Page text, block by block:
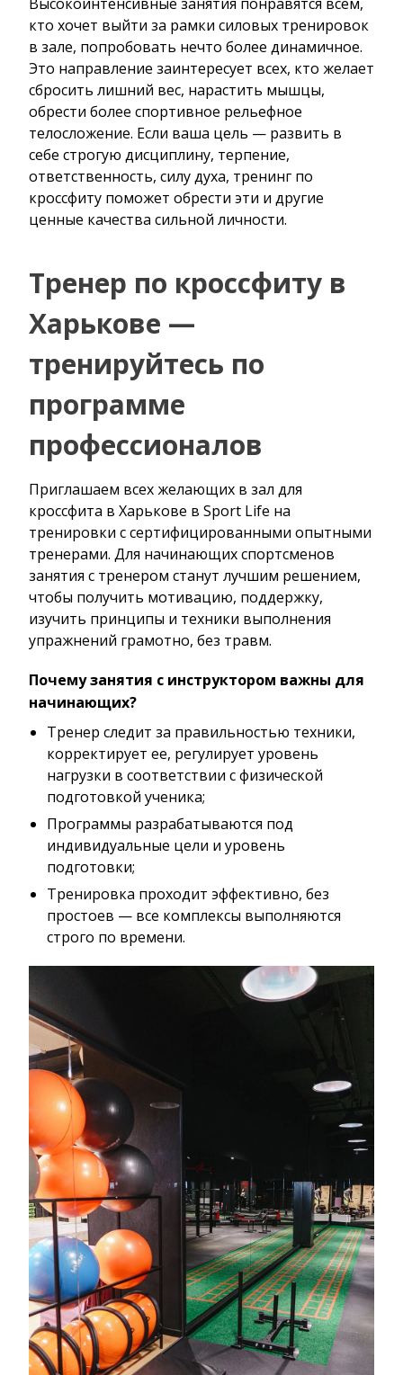
кто хочет выйти за рамки силовых тренировок
в зале, попробовать нечто более динамичное.
Это направление заинтересует всех, кто желает
сбросить лишний вес, нарастить мышцы,
обрести более спортивное рельефное
телосложение. Если ваша цель — развить в
себе строгую дисциплину, терпение,
ответственность, силу духа, тренинг по
кроссфиту поможет обрести эти и другие
ценные качества сильной личности.
Тренер по кроссфиту в
Харькове —
тренируйтесь по
программе
профессионалов
Приглашаем всех желающих в зал для
кроссфита в Харькове в Sport Life на
тренировки с сертифицированными опытными
тренерами. Для начинающих спортсменов
занятия с тренером станут лучшим решением,
чтобы получить мотивацию, поддержку,
изучить принципы и техники выполнения
упражнений грамотно, без травм.
Почему занятия с инструктором важны для
начинающих?
Тренер следит за правильностью техники,
корректирует ее, регулирует уровень
нагрузки в соответствии с физической
подготовкой ученика;
Программы разрабатываются под
индивидуальные цели и уровень
подготовки;
Тренировка проходит эффективно, без
простоев — все комплексы выполняются
строго по времени.